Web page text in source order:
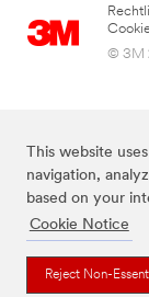
This website
navigation,
based on your
Cookie Notice
Reject Non-
© 3M
Die auf dieser